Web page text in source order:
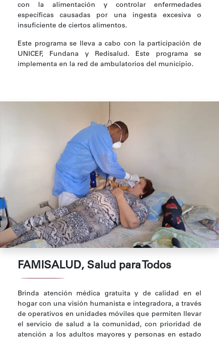
con la alimentación y controlar enfermedades
específicas causadas por una ingesta excesiva o
insuficiente de ciertos alimentos.
Este programa se lleva a cabo con la participación de
UNICEF, Fundana y Redisalud. Este programa se
implementa en la red de ambulatorios del municipio.
FAMISALUD, Salud para Todos
Brinda atención médica gratuita y de calidad en el
hogar con una visión humanista e integradora, a través
de operativos en unidades móviles que permiten llevar
el servicio de salud a la comunidad, con prioridad de
atención a los adultos mayores y personas en estado